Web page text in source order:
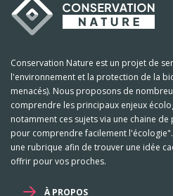
Conservation Nature est un projet de
l'environnement et la protection de la
menacés). Nous proposons de
comprendre les principaux enjeux
notamment ces sujets via une chaine
pour comprendre facilement
une rubrique afin de trouver une idée
offrir pour vos proches.
À PROPOS